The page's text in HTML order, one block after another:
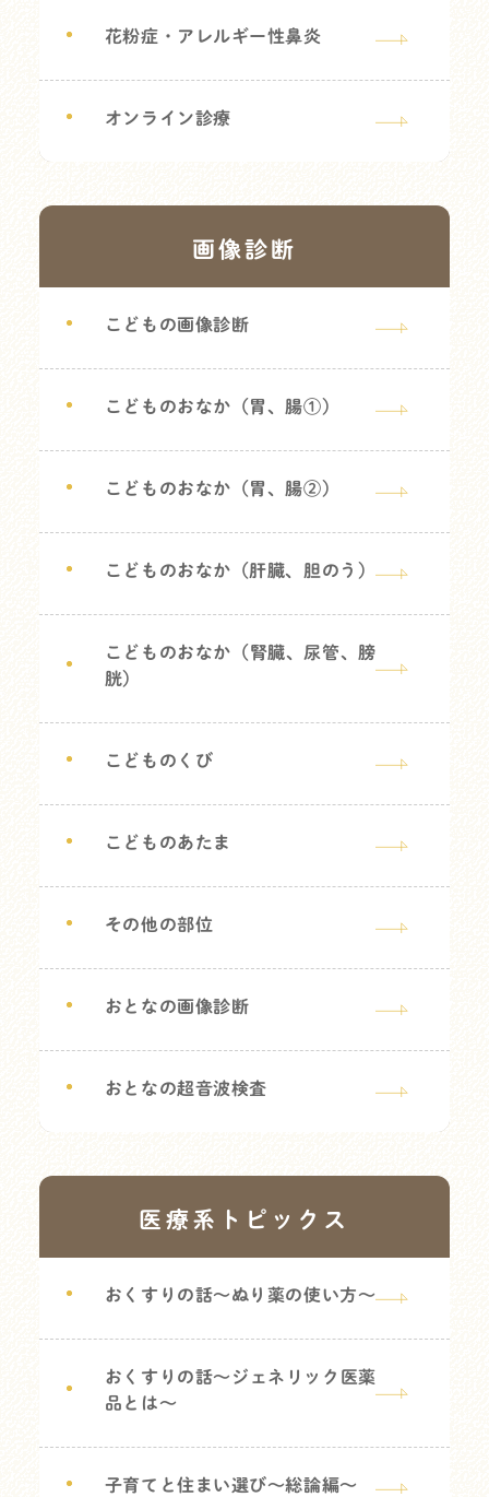
花粉症・アレルギー性鼻炎
オンライン診療
画像診断
こどもの画像診断
こどものおなか（胃、腸①）
こどものおなか（胃、腸②）
こどものおなか（肝臓、胆のう）
こどものおなか（腎臓、尿管、膀
胱）
こどものくび
こどものあたま
その他の部位
おとなの画像診断
おとなの超音波検査
医療系トピックス
おくすりの話～ぬり薬の使い方～
おくすりの話～ジェネリック医薬
品とは～
子育てと住まい選び～総論編～